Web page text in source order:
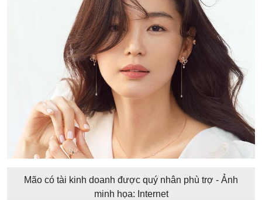
Mão có tài kinh doanh được quý nhân phù trợ - Ảnh
minh họa: Internet